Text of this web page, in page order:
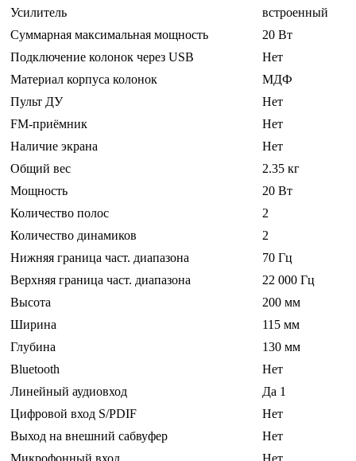
Усилитель
встроенный
Суммарная максимальная мощность
20 Вт
Подключение колонок через USB
Нет
Материал корпуса колонок
МДФ
Пульт ДУ
Нет
FM-приёмник
Нет
Наличие экрана
Нет
Общий вес
2.35 кг
Мощность
20 Вт
Количество полос
2
Количество динамиков
2
Нижняя граница част. диапазона
70 Гц
Верхняя граница част. диапазона
22 000 Гц
Высота
200 мм
Ширина
115 мм
Глубина
130 мм
Bluetooth
Нет
Линейный аудиовход
Да 1
Цифровой вход S/PDIF
Нет
Выход на внешний сабвуфер
Нет